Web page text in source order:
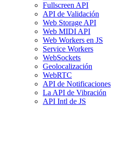
Fullscreen API
API de Validación
Web Storage API
Web MIDI API
Web Workers en JS
Service Workers
WebSockets
Geolocalización
WebRTC
API de Notificaciones
La API de Vibración
API Intl de JS